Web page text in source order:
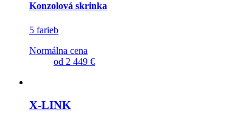
Konzolová skrinka
5 farieb
Normálna cena
od 2 449 €
X-LINK